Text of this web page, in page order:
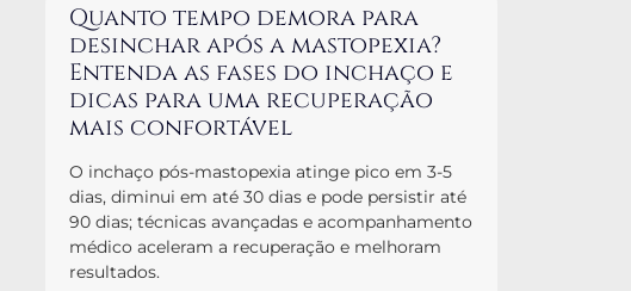
Quanto tempo demora para
desinchar após a mastopexia?
Entenda as fases do inchaço e
dicas para uma recuperação
mais confortável
O inchaço pós-mastopexia atinge pico em 3-5
dias, diminui em até 30 dias e pode persistir até
90 dias; técnicas avançadas e acompanhamento
médico aceleram a recuperação e melhoram
resultados.